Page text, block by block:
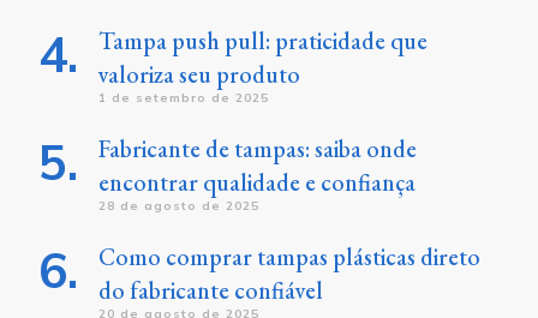
Tampa push pull: praticidade que
valoriza seu produto
1 de setembro de 2025
Fabricante de tampas: saiba onde
encontrar qualidade e confiança
28 de agosto de 2025
Como comprar tampas plásticas direto
do fabricante confiável
20 de agosto de 2025